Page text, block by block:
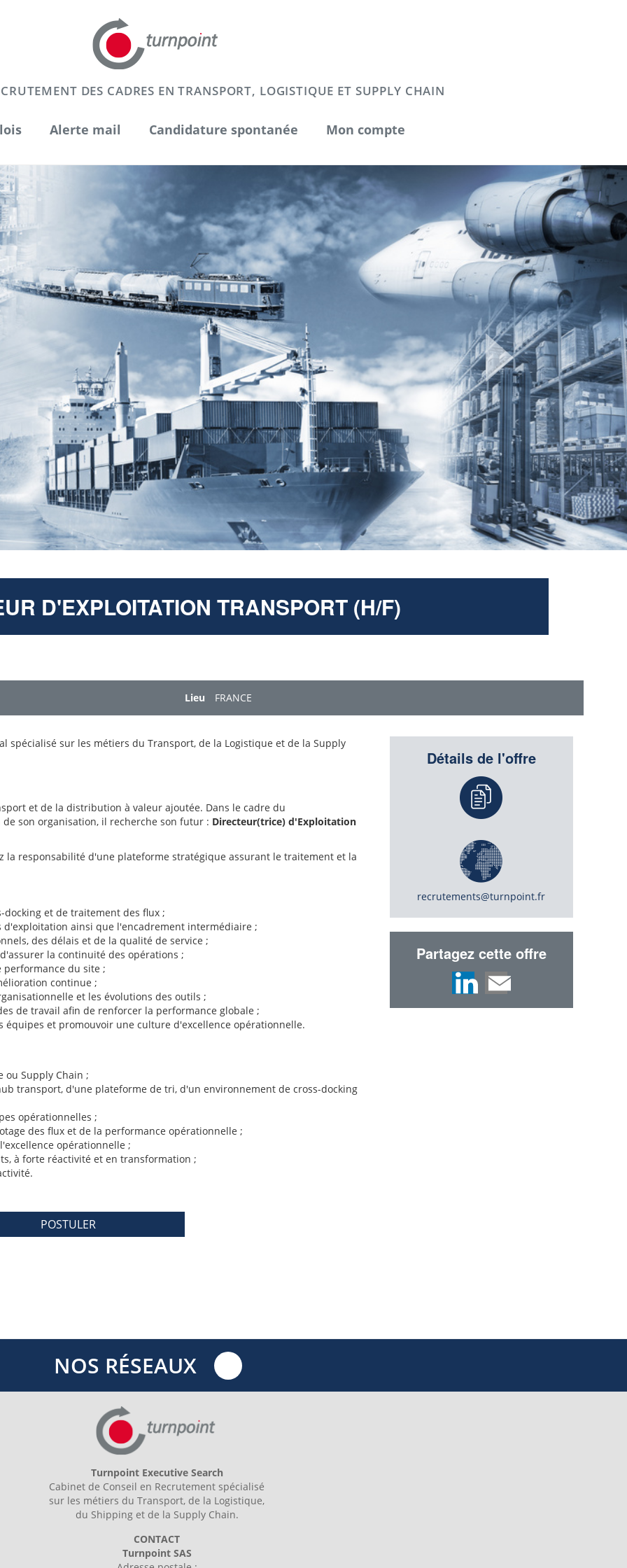
DES CADRES EN TRANSPORT, LOGISTIQUE ET SUPPLY CHAIN
Alerte mail Candidature spontanée Mon compte
Next
D'EXPLOITATION TRANSPORT (H/F)
Lieu FRANCE
sur les métiers du Transport, de la Logistique et de la Supply
et de la distribution à valeur ajoutée. Dans le cadre du
son organisation, il recherche son futur : Directeur(trice) d'Exploitation
la responsabilité d'une plateforme stratégique assurant le traitement et la
et de traitement des flux ;
d'exploitation ainsi que l'encadrement intermédiaire ;
des délais et de la qualité de service ;
la continuité des opérations ;
performance du site ;
continue ;
et les évolutions des outils ;
de travail afin de renforcer la performance globale ;
et promouvoir une culture d'excellence opérationnelle.
ou Supply Chain ;
transport, d'une plateforme de tri, d'un environnement de cross-docking
opérationnelles ;
des flux et de la performance opérationnelle ;
opérationnelle ;
à forte réactivité et en transformation ;
POSTULER
Détails de l'offre
recrutements@turnpoint.fr
Partagez cette offre
NOS RÉSEAUX
Turnpoint Executive Search
Cabinet de Conseil en Recrutement spécialisé
sur les métiers du Transport, de la Logistique,
du Shipping et de la Supply Chain.
CONTACT
Turnpoint SAS